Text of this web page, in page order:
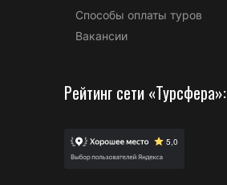
Способы оплаты туров
Вакансии
Рейтинг сети «Турсфера»: